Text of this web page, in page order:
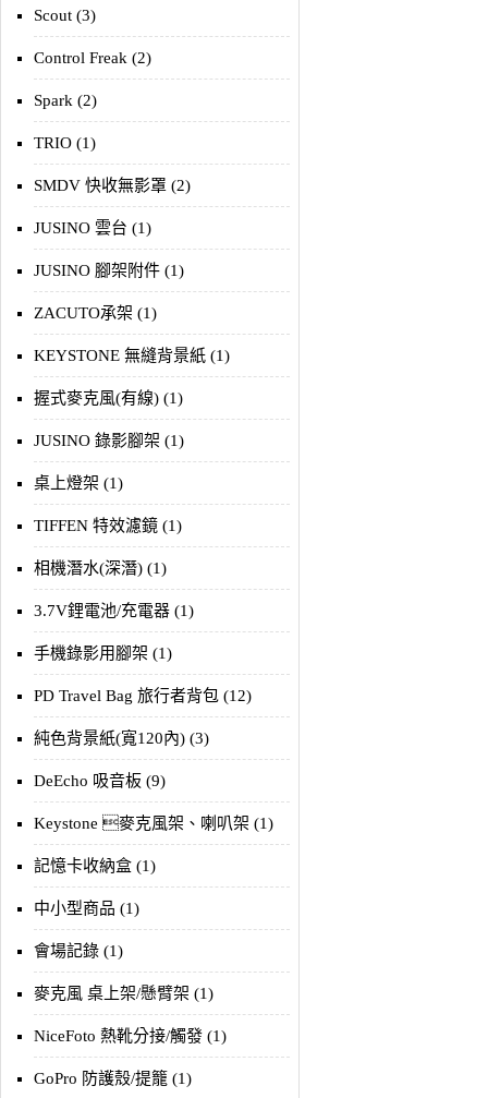
Scout (3)
Control Freak (2)
Spark (2)
TRIO (1)
SMDV 快收無影罩 (2)
JUSINO 雲台 (1)
JUSINO 腳架附件 (1)
ZACUTO承架 (1)
KEYSTONE 無縫背景紙 (1)
握式麥克風(有線) (1)
JUSINO 錄影腳架 (1)
桌上燈架 (1)
TIFFEN 特效濾鏡 (1)
相機潛水(深潛) (1)
3.7V鋰電池/充電器 (1)
手機錄影用腳架 (1)
PD Travel Bag 旅行者背包 (12)
純色背景紙(寬120內) (3)
DeEcho 吸音板 (9)
Keystone 麥克風架、喇叭架 (1)
記憶卡收納盒 (1)
中小型商品 (1)
會場記錄 (1)
麥克風 桌上架/懸臂架 (1)
NiceFoto 熱靴分接/觸發 (1)
GoPro 防護殼/提籠 (1)